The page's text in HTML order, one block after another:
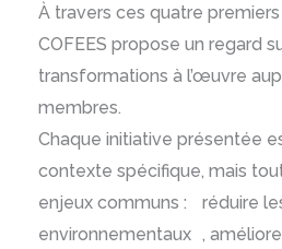
À travers ces quatre
COFEES propose un regard
transformations à l’œuvre
membres.
Chaque initiative présentée
contexte spécifique, mais
enjeux communs : réduire
environnementaux ,